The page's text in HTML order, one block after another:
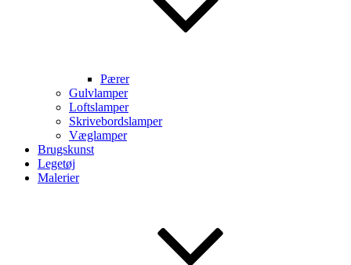
Pærer
Gulvlamper
Loftslamper
Skrivebordslamper
Væglamper
Brugskunst
Legetøj
Malerier